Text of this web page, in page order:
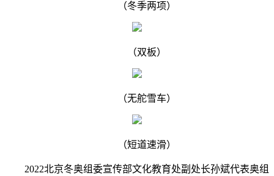
（冬季两项）
（双板）
（无舵雪车）
（短道速滑）
2022北京冬奥组委宣传部文化教育处副处长孙斌代表奥组